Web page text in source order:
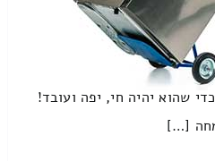
שהוא יהיה חי, יפה ועובד!
[…]